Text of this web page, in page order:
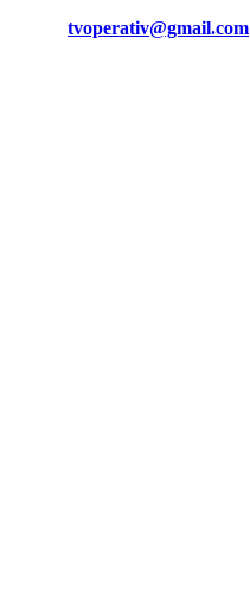
tvoperativ@gmail.com